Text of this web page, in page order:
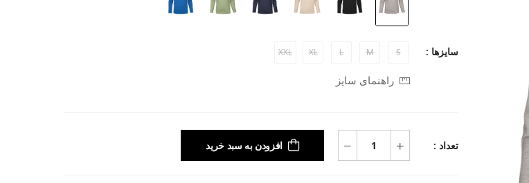
سایزها : S
M
L
XL
XXL
راهنمای سایز
تعداد : افزودن به سبد خرید